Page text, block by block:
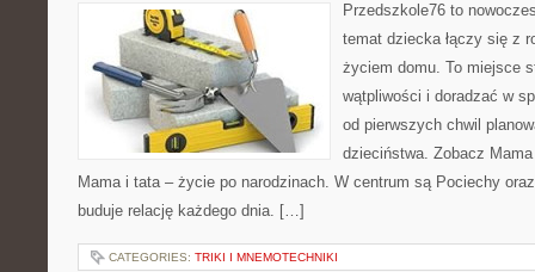
Przedszkole76 to
temat dziecka łączy się z
życiem domu. To miejsce
wątpliwości i doradzać w
od pierwszych chwil
dzieciństwa. Zobacz
Mama i tata – życie po narodzinach. W centrum są Pociechy
buduje relację każdego dnia. […]
CATEGORIES: TRIKI I MNEMOTECHNIKI